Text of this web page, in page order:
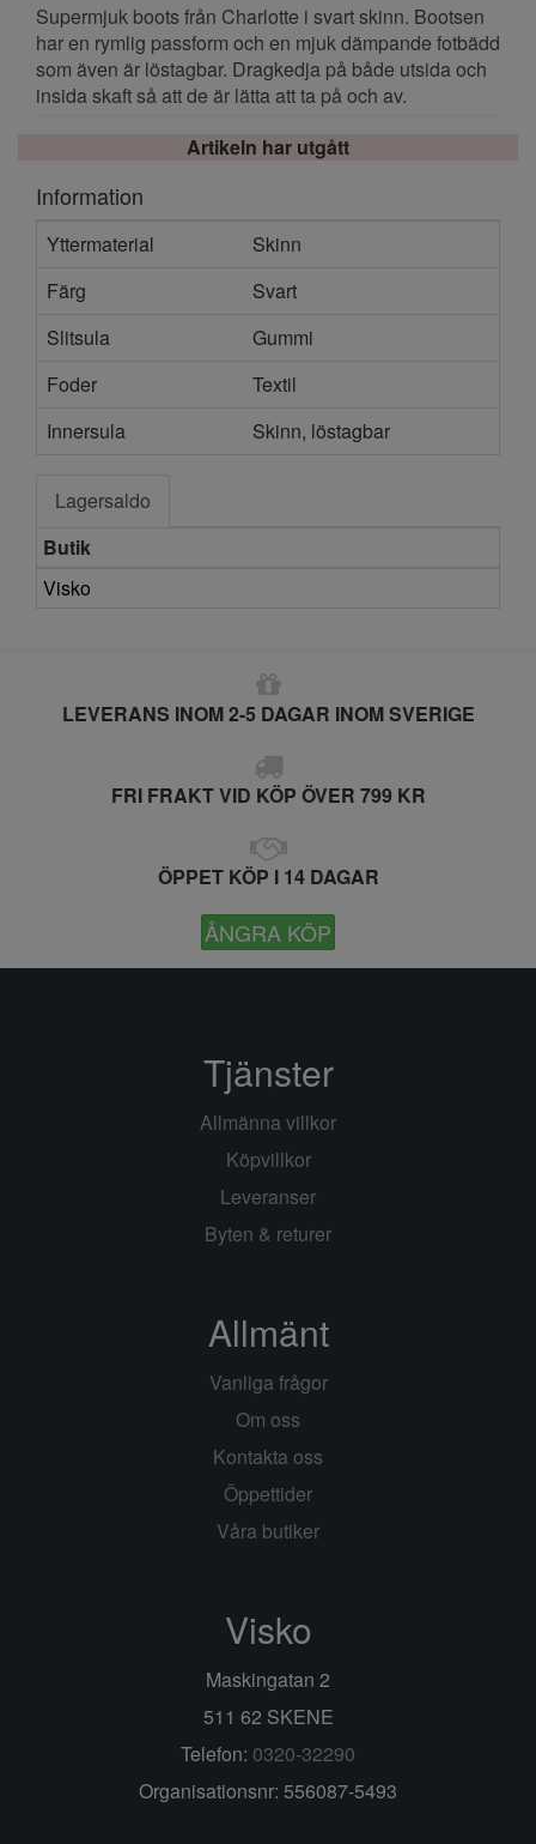
Supermjuk boots från Charlotte i svart skinn. Bootsen
har en rymlig passform och en mjuk dämpande fotbädd
som även är löstagbar. Dragkedja på både utsida och
insida skaft så att de är lätta att ta på och av.
Artikeln har utgått
Information
Yttermaterial
Skinn
Färg
Svart
Slitsula
Gummi
Foder
Textil
Innersula
Skinn, löstagbar
Lagersaldo
Butik
Visko
LEVERANS INOM 2-5 DAGAR INOM SVERIGE
FRI FRAKT VID KÖP ÖVER 799 KR
ÖPPET KÖP I 14 DAGAR
ÅNGRA KÖP
Tjänster
Allmänna villkor
Köpvillkor
Leveranser
Byten & returer
Allmänt
Vanliga frågor
Om oss
Kontakta oss
Öppettider
Våra butiker
Visko
Maskingatan 2
511 62 SKENE
Telefon: 0320-32290
Organisationsnr: 556087-5493